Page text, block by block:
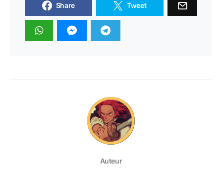
Share Tweet
Auteur